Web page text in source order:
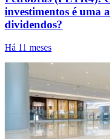
investimentos é uma
dividendos?
Há 11 meses